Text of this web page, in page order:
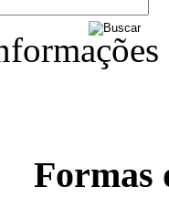
Formas